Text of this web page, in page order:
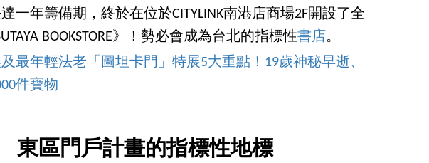
一年籌備期，終於在位於CITYLINK南港店商場2F開設了全
BOOKSTORE》！勢必會成為台北的指標性書店 。
最年輕法老「圖坦卡門」特展5大重點！19歲神秘早逝、
件寶物
東區門戶計畫的指標性地標